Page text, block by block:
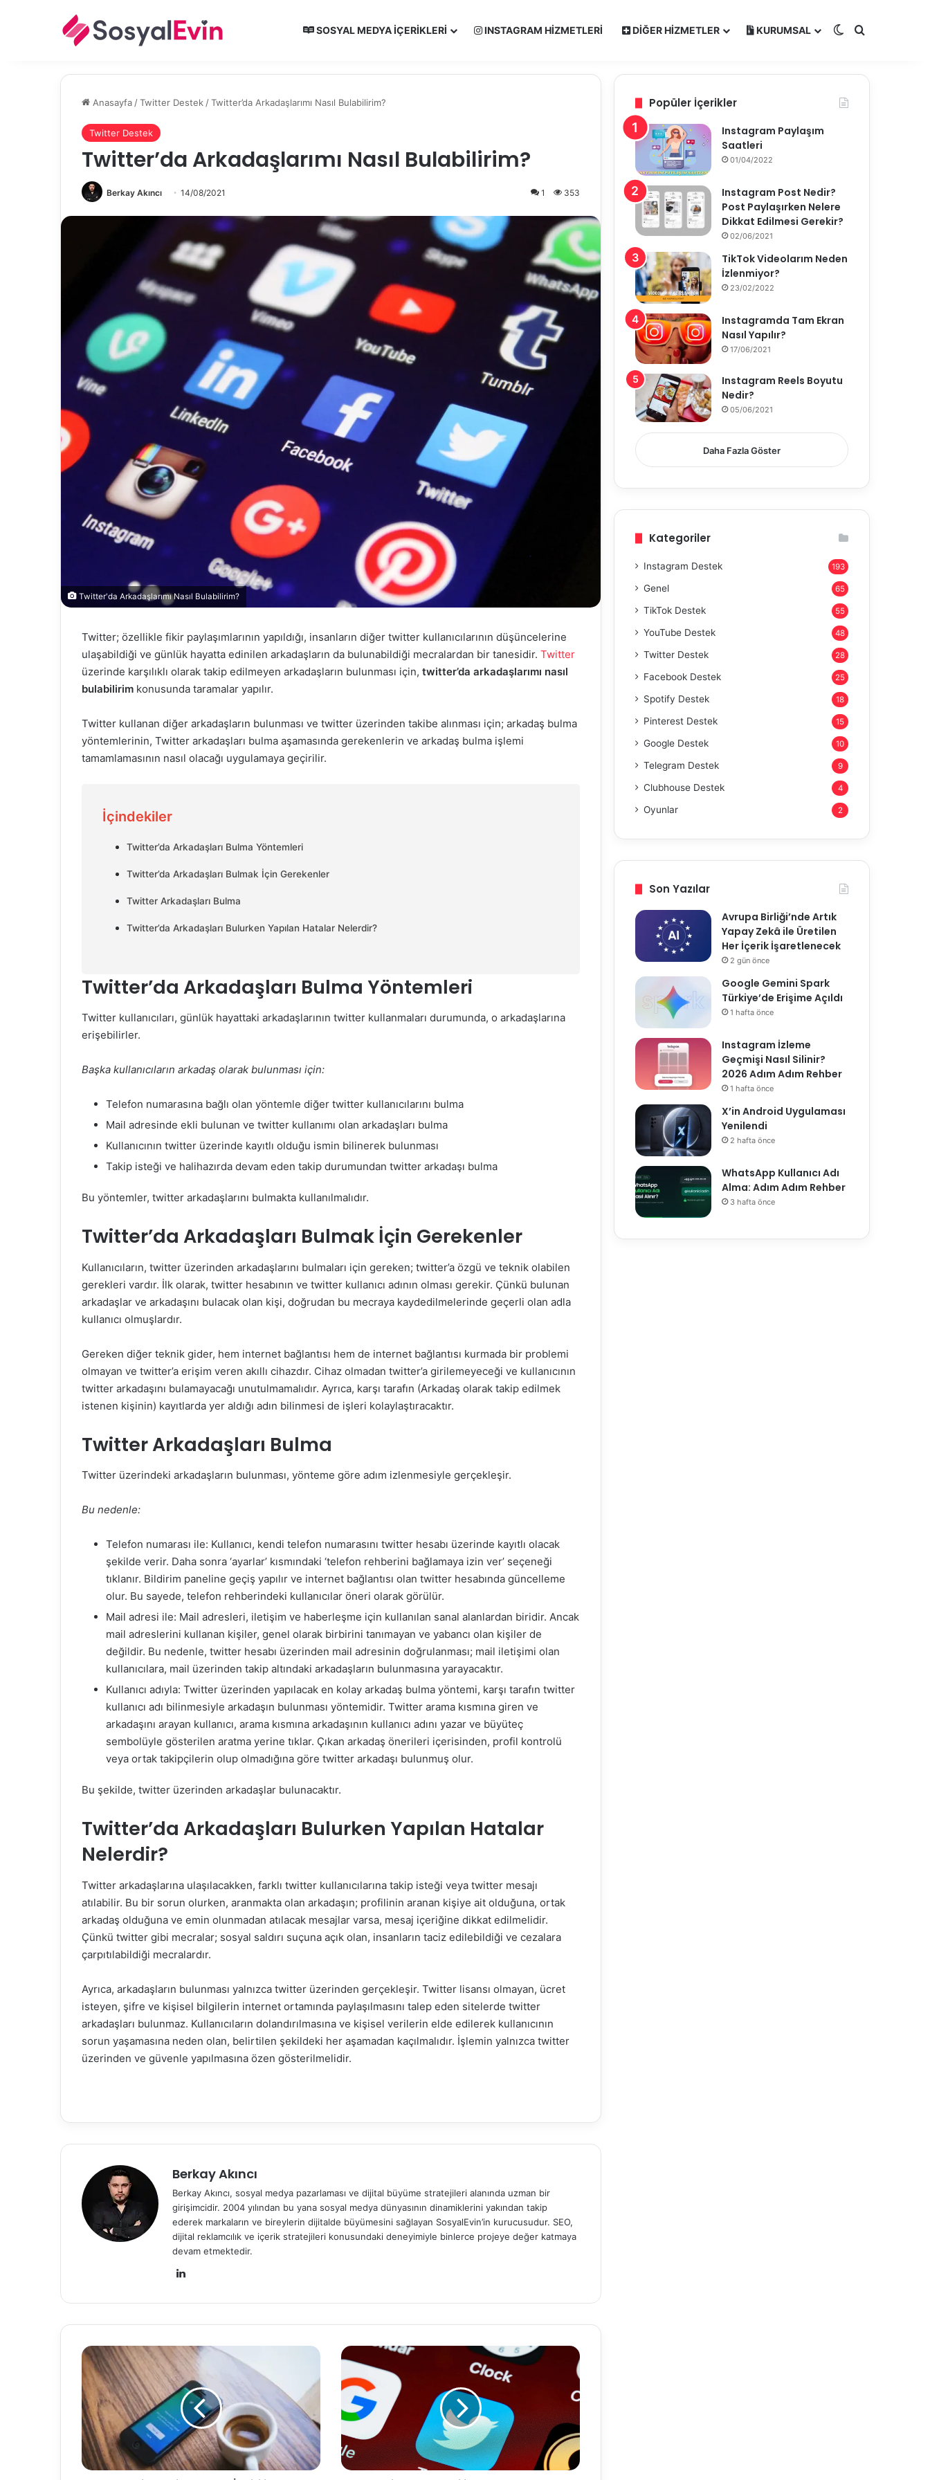
SOSYAL MEDYA İÇERIKLERI INSTAGRAM HIZMETLERI DIĞER HIZMETLER KURUMSAL Dış görünümü
Arama yap
Anasayfa /Twitter Destek /Twitter’da Arkadaşlarımı Nasıl Bulabilirim?
Twitter Destek
Twitter’da Arkadaşlarımı Nasıl Bulabilirim?
Berkay Akıncı 14/08/2021 1 353
Twitter'da Arkadaşlarımı Nasıl Bulabilirim?
Twitter; özellikle fikir paylaşımlarının yapıldığı, insanların diğer twitter kullanıcılarının düşüncelerine
ulaşabildiği ve günlük hayatta edinilen arkadaşların da bulunabildiği mecralardan bir tanesidir. Twitter
üzerinde karşılıklı olarak takip edilmeyen arkadaşların bulunması için, twitter’da arkadaşlarımı nasıl
bulabilirim konusunda taramalar yapılır.
Twitter kullanan diğer arkadaşların bulunması ve twitter üzerinden takibe alınması için; arkadaş bulma
yöntemlerinin, Twitter arkadaşları bulma aşamasında gerekenlerin ve arkadaş bulma işlemi
tamamlamasının nasıl olacağı uygulamaya geçirilir.
İçindekiler
Twitter’da Arkadaşları Bulma Yöntemleri
Twitter’da Arkadaşları Bulmak İçin Gerekenler
Twitter Arkadaşları Bulma
Twitter’da Arkadaşları Bulurken Yapılan Hatalar Nelerdir?
Twitter’da Arkadaşları Bulma Yöntemleri
Twitter kullanıcıları, günlük hayattaki arkadaşlarının twitter kullanmaları durumunda, o arkadaşlarına
erişebilirler.
Başka kullanıcıların arkadaş olarak bulunması için:
Telefon numarasına bağlı olan yöntemle diğer twitter kullanıcılarını bulma
Mail adresinde ekli bulunan ve twitter kullanımı olan arkadaşları bulma
Kullanıcının twitter üzerinde kayıtlı olduğu ismin bilinerek bulunması
Takip isteği ve halihazırda devam eden takip durumundan twitter arkadaşı bulma
Bu yöntemler, twitter arkadaşlarını bulmakta kullanılmalıdır.
Twitter’da Arkadaşları Bulmak İçin Gerekenler
Kullanıcıların, twitter üzerinden arkadaşlarını bulmaları için gereken; twitter’a özgü ve teknik olabilen
gerekleri vardır. İlk olarak, twitter hesabının ve twitter kullanıcı adının olması gerekir. Çünkü bulunan
arkadaşlar ve arkadaşını bulacak olan kişi, doğrudan bu mecraya kaydedilmelerinde geçerli olan adla
kullanıcı olmuşlardır.
Gereken diğer teknik gider, hem internet bağlantısı hem de internet bağlantısı kurmada bir problemi
olmayan ve twitter’a erişim veren akıllı cihazdır. Cihaz olmadan twitter’a girilemeyeceği ve kullanıcının
twitter arkadaşını bulamayacağı unutulmamalıdır. Ayrıca, karşı tarafın (Arkadaş olarak takip edilmek
istenen kişinin) kayıtlarda yer aldığı adın bilinmesi de işleri kolaylaştıracaktır.
Twitter Arkadaşları Bulma
Twitter üzerindeki arkadaşların bulunması, yönteme göre adım izlenmesiyle gerçekleşir.
Bu nedenle:
Telefon numarası ile: Kullanıcı, kendi telefon numarasını twitter hesabı üzerinde kayıtlı olacak
şekilde verir. Daha sonra ‘ayarlar’ kısmındaki ‘telefon rehberini bağlamaya izin ver’ seçeneği
tıklanır. Bildirim paneline geçiş yapılır ve internet bağlantısı olan twitter hesabında güncelleme
olur. Bu sayede, telefon rehberindeki kullanıcılar öneri olarak görülür.
Mail adresi ile: Mail adresleri, iletişim ve haberleşme için kullanılan sanal alanlardan biridir. Ancak
mail adreslerini kullanan kişiler, genel olarak birbirini tanımayan ve yabancı olan kişiler de
değildir. Bu nedenle, twitter hesabı üzerinden mail adresinin doğrulanması; mail iletişimi olan
kullanıcılara, mail üzerinden takip altındaki arkadaşların bulunmasına yarayacaktır.
Kullanıcı adıyla: Twitter üzerinden yapılacak en kolay arkadaş bulma yöntemi, karşı tarafın twitter
kullanıcı adı bilinmesiyle arkadaşın bulunması yöntemidir. Twitter arama kısmına giren ve
arkadaşını arayan kullanıcı, arama kısmına arkadaşının kullanıcı adını yazar ve büyüteç
sembolüyle gösterilen aratma yerine tıklar. Çıkan arkadaş önerileri içerisinden, profil kontrolü
veya ortak takipçilerin olup olmadığına göre twitter arkadaşı bulunmuş olur.
Bu şekilde, twitter üzerinden arkadaşlar bulunacaktır.
Twitter’da Arkadaşları Bulurken Yapılan Hatalar
Nelerdir?
Twitter arkadaşlarına ulaşılacakken, farklı twitter kullanıcılarına takip isteği veya twitter mesajı
atılabilir. Bu bir sorun olurken, aranmakta olan arkadaşın; profilinin aranan kişiye ait olduğuna, ortak
arkadaş olduğuna ve emin olunmadan atılacak mesajlar varsa, mesaj içeriğine dikkat edilmelidir.
Çünkü twitter gibi mecralar; sosyal saldırı suçuna açık olan, insanların taciz edilebildiği ve cezalara
çarpıtılabildiği mecralardır.
Ayrıca, arkadaşların bulunması yalnızca twitter üzerinden gerçekleşir. Twitter lisansı olmayan, ücret
isteyen, şifre ve kişisel bilgilerin internet ortamında paylaşılmasını talep eden sitelerde twitter
arkadaşları bulunmaz. Kullanıcıların dolandırılmasına ve kişisel verilerin elde edilerek kullanıcının
sorun yaşamasına neden olan, belirtilen şekildeki her aşamadan kaçılmalıdır. İşlemin yalnızca twitter
üzerinden ve güvenle yapılmasına özen gösterilmelidir.
Berkay Akıncı
Berkay Akıncı, sosyal medya pazarlaması ve dijital büyüme stratejileri alanında uzman bir
girişimcidir. 2004 yılından bu yana sosyal medya dünyasının dinamiklerini yakından takip
ederek markaların ve bireylerin dijitalde büyümesini sağlayan SosyalEvin’in kurucusudur. SEO,
dijital reklamcılık ve içerik stratejileri konusundaki deneyimiyle binlerce projeye değer katmaya
devam etmektedir.
dIn
T
t
t
e
r
V
i
T
i
t
'
d
Popüler İçerikler
Instagram Paylaşım
Saatleri
01/04/2022
Instagram Post Nedir?
Post Paylaşırken Nelere
Dikkat Edilmesi Gerekir?
02/06/2021
TikTok Videolarım Neden
İzlenmiyor?
23/02/2022
Instagramda Tam Ekran
Nasıl Yapılır?
17/06/2021
Instagram Reels Boyutu
Nedir?
05/06/2021
Daha Fazla Göster
Kategoriler
Instagram Destek 193
Genel 65
TikTok Destek 55
YouTube Destek 48
Twitter Destek 28
Facebook Destek 25
Spotify Destek 18
Pinterest Destek 15
Google Destek 10
Telegram Destek 9
Clubhouse Destek 4
Oyunlar 2
Son Yazılar
Avrupa Birliği’nde Artık
Yapay Zekâ ile Üretilen
Her İçerik İşaretlenecek
2 gün önce
Google Gemini Spark
Türkiye’de Erişime Açıldı
1 hafta önce
Instagram İzleme
Geçmişi Nasıl Silinir?
2026 Adım Adım Rehber
1 hafta önce
X’in Android Uygulaması
Yenilendi
2 hafta önce
WhatsApp Kullanıcı Adı
Alma: Adım Adım Rehber
3 hafta önce